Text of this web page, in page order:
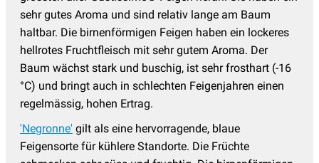
sehr gutes Aroma und sind relativ lange am Baum
haltbar. Die birnenförmigen Feigen haben ein lockeres
hellrotes Fruchtfleisch mit sehr gutem Aroma. Der
Baum wächst stark und buschig, ist sehr frosthart (-16
°C) und bringt auch in schlechten Feigenjahren einen
regelmässig, hohen Ertrag.
'Negronne' gilt als eine hervorragende, blaue
Feigensorte für kühlere Standorte. Die Früchte